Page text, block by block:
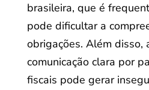
brasileira, que é
pode dificultar a
obrigações. Além disso,
comunicação clara por
fiscais pode gerar